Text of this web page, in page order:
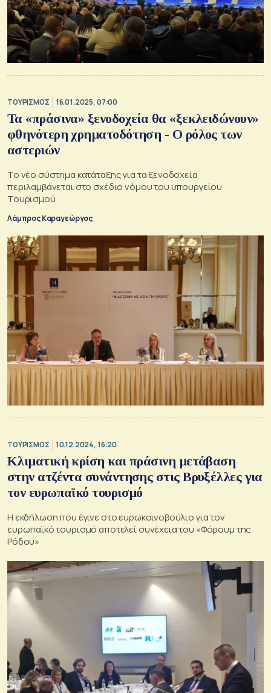
ΤΟΥΡΙΣΜΟΣ 16.01.2025, 07:00
Τα «πράσινα» ξενοδοχεία θα «ξεκλειδώνουν»
φθηνότερη χρηματοδότηση - Ο ρόλος των
αστεριών
Το νέο σύστημα κατάταξης για τα ξενοδοχεία
περιλαμβάνεται στο σχέδιο νόμου του υπουργείου
Τουρισμού
Λάμπρος Καραγεώργος
ΤΟΥΡΙΣΜΟΣ 10.12.2024, 16:20
Κλιματική κρίση και πράσινη μετάβαση
στην ατζέντα συνάντησης στις Βρυξέλλες για
τον ευρωπαϊκό τουρισμό
Η εκδήλωση που έγινε στο ευρωκοινοβούλιο για τον
ευρωπαϊκό τουρισμό αποτελεί συνέχεια του «Φόρουμ της
Ρόδου»